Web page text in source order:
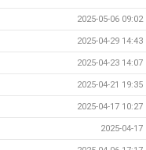
2025-05-06 09:02
2025-04-29 14:43
2025-04-23 14:07
2025-04-21 19:35
2025-04-17 10:27
2025-04-17